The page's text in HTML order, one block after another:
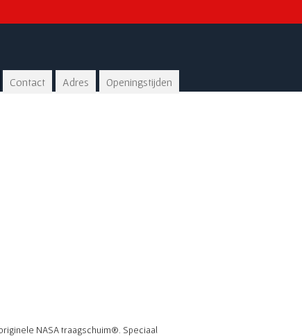
Contact Adres Openingstijden
NASA traagschuim®. Speciaal